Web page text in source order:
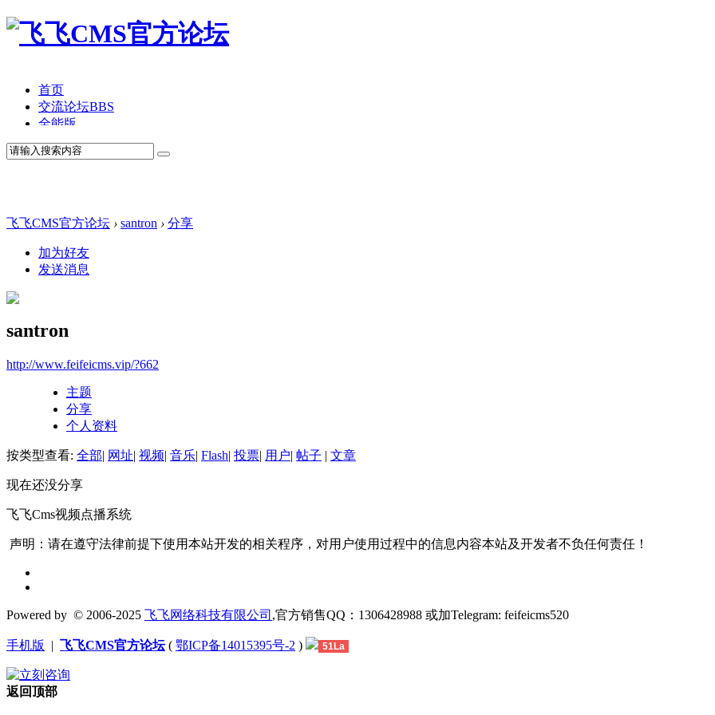
首页
交流论坛BBS
全能版
TV版
产品价格
飞飞CMS官方论坛 › santron › 分享
加为好友
发送消息
santron
http://www.feifeicms.vip/?662
主题
分享
个人资料
按类型查看: 全部| 网址| 视频| 音乐| Flash| 投票| 用户| 帖子 | 文章
现在还没分享
飞飞Cms视频点播系统
声明：请在遵守法律前提下使用本站开发的相关程序，对用户使用过程中的信息内容本站及开发者不负任何责任！
Powered by © 2006-2025 飞飞网络科技有限公司 ,官方销售QQ：1306428988 或加Telegram: feifeicms520
手机版 | 飞飞CMS官方论坛( 鄂ICP备14015395号-2 ) 51La
返回顶部